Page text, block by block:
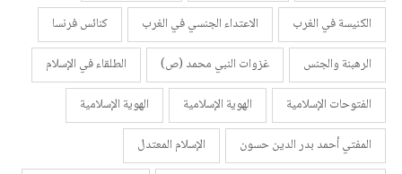
الكنيسة في الغرب
الاعتداء الجنسي في الغرب
كنائس فرنسا
الرهبنة والجنس
غزوات النبي محمد (ص)
الطلقاء في الإسلام
الفتوحات الإسلامية
الهوية الإسلامية
الهوية الإسلامية
المفتي أحمد بدر الدين حسون
الإسلام المعتدل